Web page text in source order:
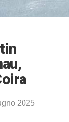
2025